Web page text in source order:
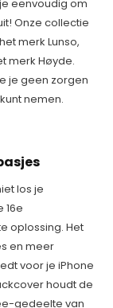
eenvoudig om
Onze collectie
merk Lunso,
merk Høyde.
je geen zorgen
nemen.
los je
16e
oplossing. Het
en meer
voor je iPhone
houdt de
gedeelte van